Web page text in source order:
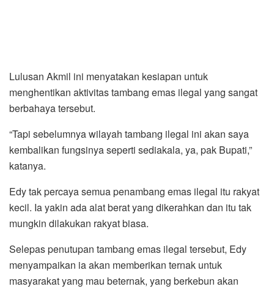
Lulusan Akmil ini menyatakan kesiapan untuk
menghentikan aktivitas tambang emas ilegal yang sangat
berbahaya tersebut.
“Tapi sebelumnya wilayah tambang ilegal ini akan saya
kembalikan fungsinya seperti sediakala, ya, pak Bupati,”
katanya.
Edy tak percaya semua penambang emas ilegal itu rakyat
kecil. Ia yakin ada alat berat yang dikerahkan dan itu tak
mungkin dilakukan rakyat biasa.
Selepas penutupan tambang emas ilegal tersebut, Edy
menyampaikan ia akan memberikan ternak untuk
masyarakat yang mau beternak, yang berkebun akan